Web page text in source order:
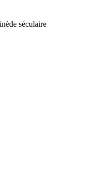
séculaire